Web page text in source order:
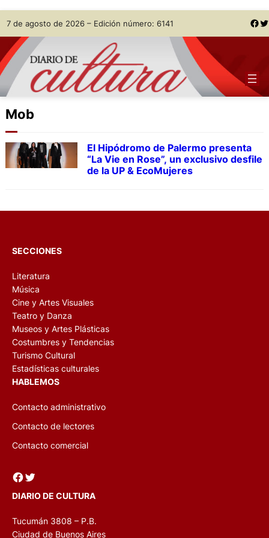
Skip
to
content
7 de agosto de 2026 – Edición número: 6141 Facebook Twitter
Mob
El Hipódromo de Palermo presenta
“La Vie en Rose”, un exclusivo desfile
de la UP & EcoMujeres
SECCIONES
Literatura
Música
Cine y Artes Visuales
Teatro y Danza
Museos y Artes Plásticas
Costumbres y Tendencias
Turismo Cultural
Estadísticas culturales
HABLEMOS
Contacto administrativo
Contacto de lectores
Contacto comercial
Facebook Twitter
DIARIO DE CULTURA
Tucumán 3808 – P.B.
Ciudad de Buenos Aires